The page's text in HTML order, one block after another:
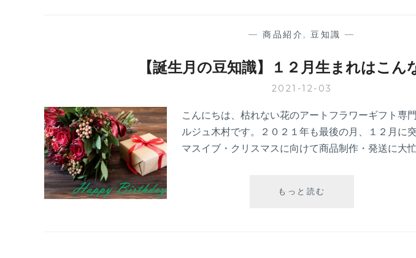
—商品紹介 ,豆知識 —
【誕生月の豆知識】１２月生まれはこん
2021-12-03
こんにちは、枯れない花のアートフラワーギフト専
ルジュ木村です。２０２１年も最後の月、１２月に
マスイブ・クリスマスに向けて商品制作・発送に大
もっと読む